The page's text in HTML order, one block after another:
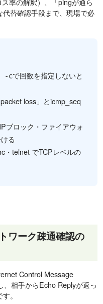
替確認手段まで、現場で必
-cで回数を指定しないと
loss」とicmp_seq
ブロック・ファイアウォ
る
・telnet でTCPレベルの
ワーク疎通確認の
Control Message
相手からEcho Replyが返っ
。